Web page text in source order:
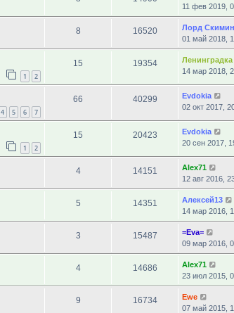
11 фев 2019,
8 16520
Лорд
01 май 2018,
1 2
15 19354
Ленинградка
14 мар 2018,
4 5 6 7
66 40299
Evdokia
02 окт 2017,
1 2
15 20423
Evdokia
20 сен 2017,
4 14151
Alex71
12 авг 2016,
5 14351
Алексей13
14 мар 2016,
3 15487
=Eva=
09 мар 2016,
4 14686
Alex71
23 июл 2015,
9 16734
Ewe
07 май 2015,